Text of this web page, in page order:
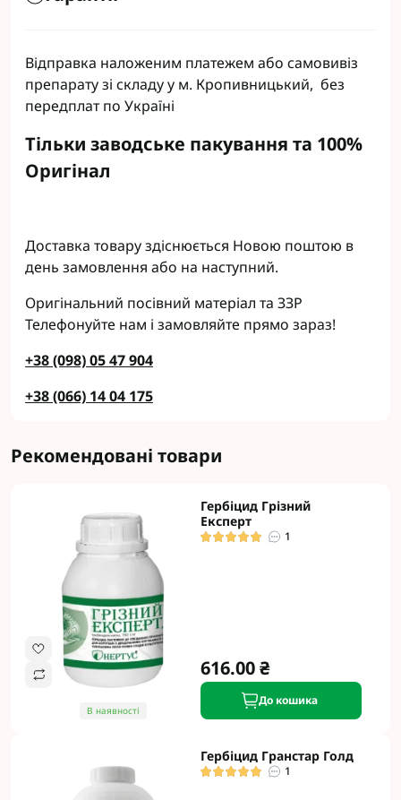
Відправка наложеним платежем або самовивіз
препарату зі складу у м. Кропивницький, без
передплат по Україні
Тільки заводське пакування та 100%
Оригінал
Доставка товару здіснюється Новою поштою в
день замовлення або на наступний.
Оригінальний посівний матеріал та ЗЗР
Телефонуйте нам і замовляйте прямо зараз!
+38 (098) 05 47 904
+38 (066) 14 04 175
Рекомендовані товари
В наявності
Гербіцид Грізний
Експерт
1
616.00 ₴
До кошика
Гербіцид Гранстар Голд
1